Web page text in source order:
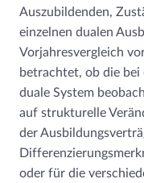
Auszubildenden,
einzelnen dualen
Vorjahresvergleich
betrachtet, ob die
duale System
auf strukturelle
der
oder für die